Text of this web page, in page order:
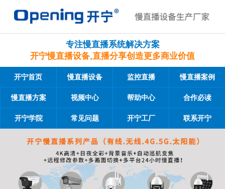
专注慢直播系统解决方案
开宁慢直播设备,直播分享创造更多商业价值
开宁首页 慢直播设备 监控直播 慢直播案例
慢直播方案 视频中心 帮助中心 合作必读
开宁学院 常见问题 开宁工厂 联系开宁